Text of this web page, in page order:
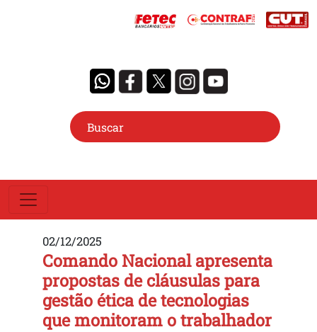
02/12/2025
Comando Nacional apresenta
propostas de cláusulas para
gestão ética de tecnologias
que monitoram o trabalhador